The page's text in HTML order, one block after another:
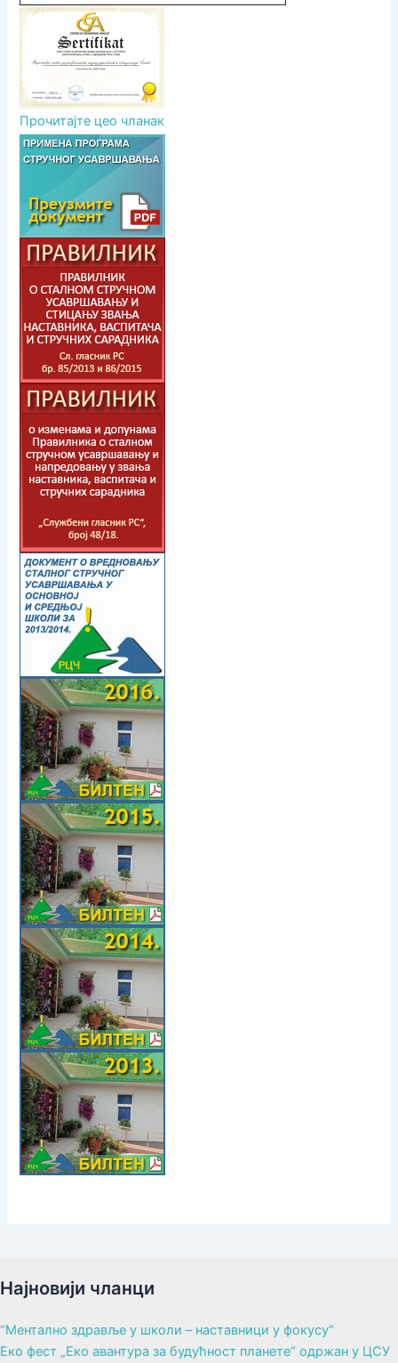
Прочитајте цео чланак
Најновији чланци
“Ментално здравље у школи – наставници у фокусу“
Еко фест „Еко авантура за будућност планете“ одржан у ЦСУ